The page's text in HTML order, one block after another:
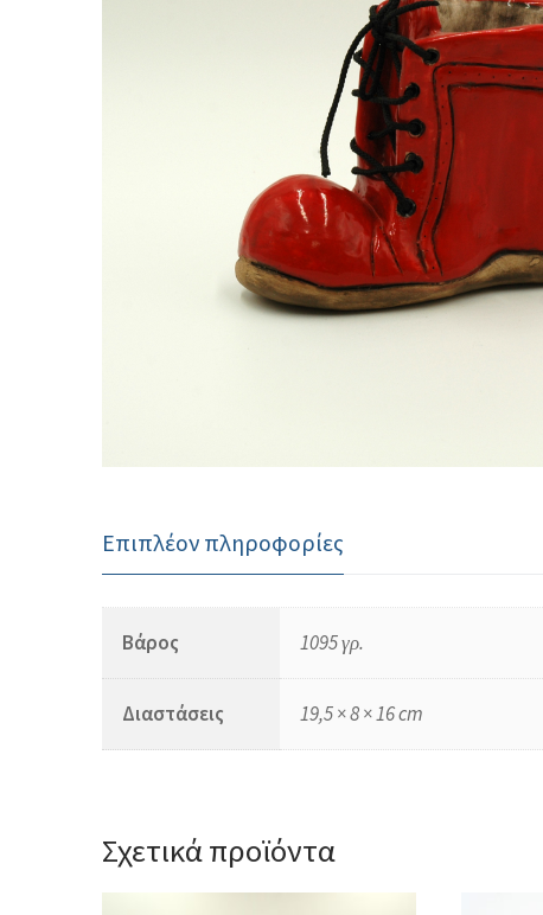
Επιπλέον πληροφορίες
Βάρος 1095 γρ.
Διαστάσεις 19,5 × 8 × 16 cm
Σχετικά προϊόντα